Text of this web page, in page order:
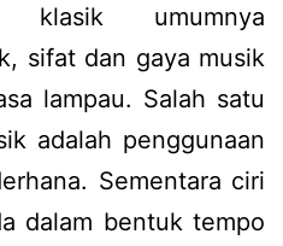
klasik umumnya
sifat dan gaya musik
lampau. Salah satu
adalah penggunaan
Sementara ciri
dalam bentuk tempo